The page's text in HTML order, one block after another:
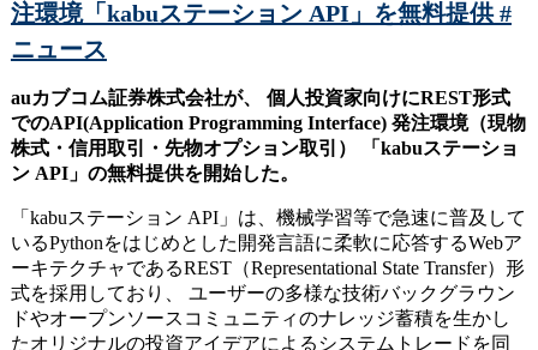
注環境「kabuステーション API」を無料提供 #
ニュース
auカブコム証券株式会社が、 個人投資家向けにREST形式
でのAPI(Application Programming Interface) 発注環境（現物
株式・信用取引・先物オプション取引） 「kabuステーショ
ン API」の無料提供を開始した。
「kabuステーション API」は、機械学習等で急速に普及して
いるPythonをはじめとした開発言語に柔軟に応答するWebア
ーキテクチャであるREST（Representational State Transfer）形
式を採用しており、 ユーザーの多様な技術バックグラウン
ドやオープンソースコミュニティのナレッジ蓄積を生かし
たオリジナルの投資アイデアによるシステムトレードを同